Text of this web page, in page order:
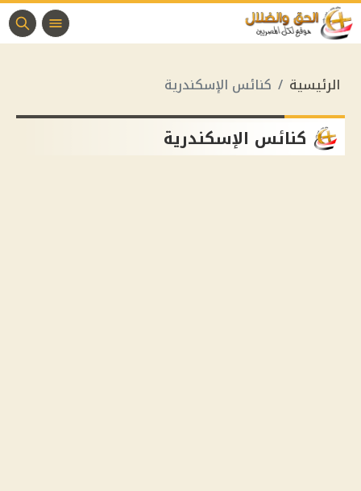
الرئيسية كنائس الإسكندرية
كنائس الإسكندرية